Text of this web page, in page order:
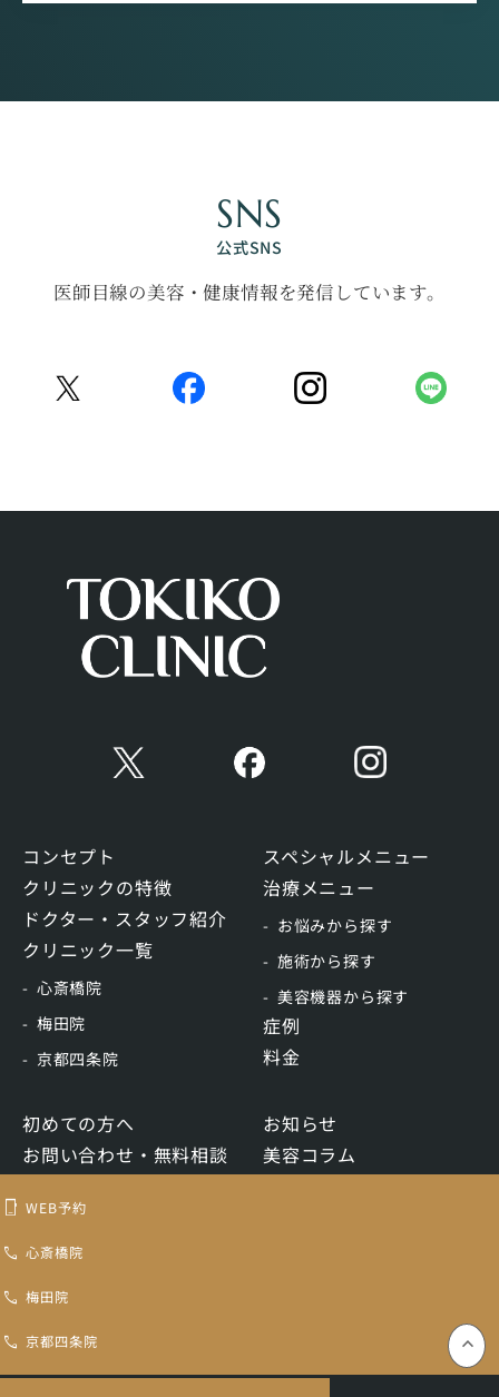
SNS
公式SNS
医師目線の美容・健康情報を発信しています。
コンセプト
クリニックの特徴
ドクター・スタッフ紹介
クリニック一覧
心斎橋院
梅田院
京都四条院
スペシャルメニュー
治療メニュー
お悩みから探す
施術から探す
美容機器から探す
症例
料金
初めての方へ
お問い合わせ・無料相談
LINE予約
お知らせ
美容コラム
トキコクリニック認定再生医療等委員会
プライバシーポリシー
WEB予約
心斎橋院
梅田院
京都四条院 keyboard_control_key